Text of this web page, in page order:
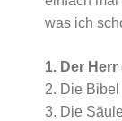
was ich
1. Der
2. Die Bibel
3. Die